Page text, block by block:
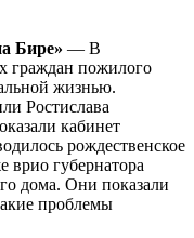
Бире» — В
граждан пожилого
жизнью.
Ростислава
кабинет
рождественское
врио губернатора
дома. Они показали
проблемы